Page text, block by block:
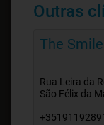
Outras
The
Rua Leira da
São Félix da